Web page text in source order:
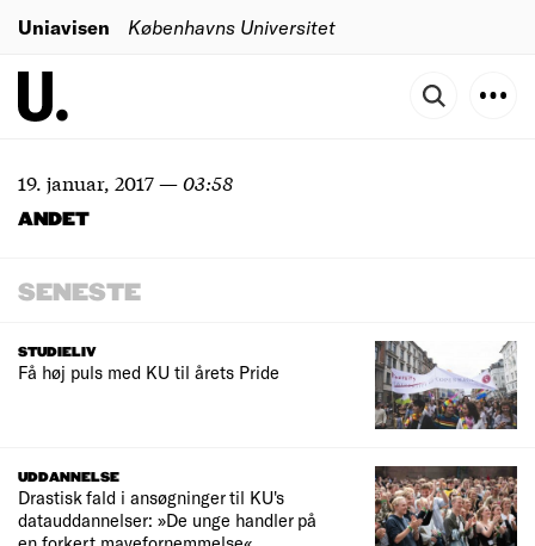
Uniavisen Københavns Universitet
19. januar, 2017—03:58
ANDET
SENESTE
STUDIELIV
Få høj puls med KU til årets Pride
UDDANNELSE
Drastisk fald i ansøgninger til KU's
datauddannelser: »De unge handler på